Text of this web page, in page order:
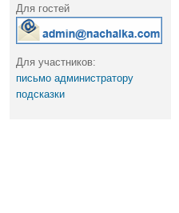
Для гостей
Для участников:
письмо администратору
подсказки